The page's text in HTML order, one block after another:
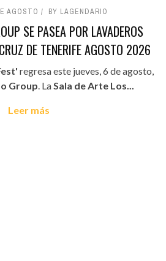
AGOSTO BY LAGENDARIO
SE PASEA POR LAVADEROS
DE TENERIFE AGOSTO 2026
regresa este jueves, 6 de agosto,
Group. LaSala de Arte Los...
Leer más